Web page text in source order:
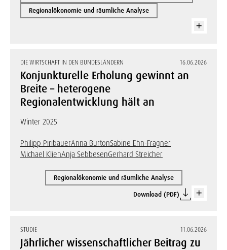
Regionalökonomie und räumliche Analyse
DIE WIRTSCHAFT IN DEN BUNDESLÄNDERN 16.06.2026
Konjunkturelle Erholung gewinnt an
Breite – heterogene
Regionalentwicklung hält an
Winter 2025
Philipp PiribauerAnna BurtonSabine Ehn-Fragner
Michael KlienAnja SebbesenGerhard Streicher
Regionalökonomie und räumliche Analyse
Download (PDF)
STUDIE 11.06.2026
Jährlicher wissenschaftlicher Beitrag zu